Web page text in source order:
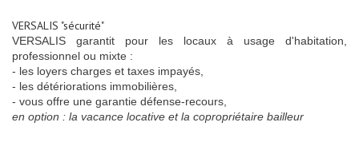
VERSALIS "sécurité"
VERSALIS garantit pour les locaux à usage d'habitation,
professionnel ou mixte :
- les loyers charges et taxes impayés,
- les détériorations immobilières,
- vous offre une garantie défense-recours,
en option : la vacance locative et la copropriétaire bailleur